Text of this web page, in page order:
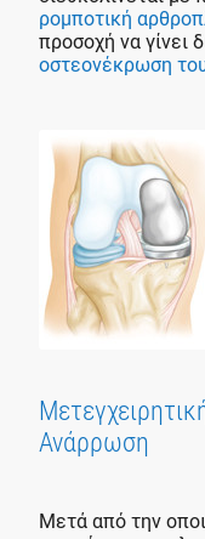
ρομποτική
προσοχή να γίνει
οστεονέκρωση
Ανάρρωση
Μετά από την